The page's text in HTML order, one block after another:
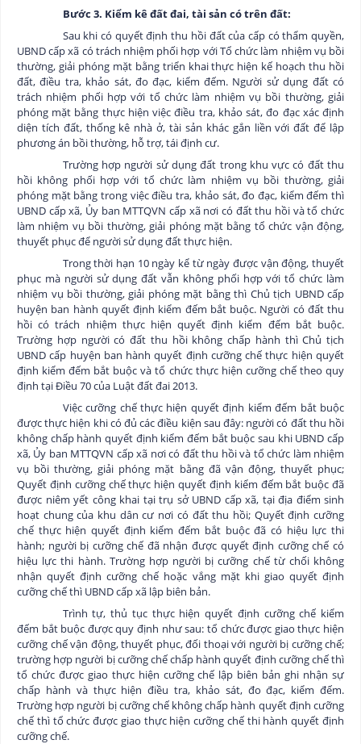
Bước 3. Kiểm kê đất đai, tài sản có trên đất:
Sau khi có quyết định thu hồi đất của cấp có thẩm quyền,
UBND cấp xã có trách nhiệm phối hợp với Tổ chức làm nhiệm vụ bồi
thường, giải phóng mặt bằng triển khai thực hiện kế hoạch thu hồi
đất, điều tra, khảo sát, đo đạc, kiểm đếm. Người sử dụng đất có
trách nhiệm phối hợp với tổ chức làm nhiệm vụ bồi thường, giải
phóng mặt bằng thực hiện việc điều tra, khảo sát, đo đạc xác định
diện tích đất, thống kê nhà ở, tài sản khác gắn liền với đất để lập
phương án bồi thường, hỗ trợ, tái định cư.
Trường hợp người sử dụng đất trong khu vực có đất thu
hồi không phối hợp với tổ chức làm nhiệm vụ bồi thường, giải
phóng mặt bằng trong việc điều tra, khảo sát, đo đạc, kiểm đếm thì
UBND cấp xã, Ủy ban MTTQVN cấp xã nơi có đất thu hồi và tổ chức
làm nhiệm vụ bồi thường, giải phóng mặt bằng tổ chức vận động,
thuyết phục để người sử dụng đất thực hiện.
Trong thời hạn 10 ngày kể từ ngày được vận động, thuyết
phục mà người sử dụng đất vẫn không phối hợp với tổ chức làm
nhiệm vụ bồi thường, giải phóng mặt bằng thì Chủ tịch UBND cấp
huyện ban hành quyết định kiểm đếm bắt buộc. Người có đất thu
hồi có trách nhiệm thực hiện quyết định kiểm đếm bắt buộc.
Trường hợp người có đất thu hồi không chấp hành thì Chủ tịch
UBND cấp huyện ban hành quyết định cưỡng chế thực hiện quyết
định kiểm đếm bắt buộc và tổ chức thực hiện cưỡng chế theo quy
định tại Điều 70 của Luật đất đai 2013.
Việc cưỡng chế thực hiện quyết định kiểm đếm bắt buộc
được thực hiện khi có đủ các điều kiện sau đây: người có đất thu hồi
không chấp hành quyết định kiểm đếm bắt buộc sau khi UBND cấp
xã, Ủy ban MTTQVN cấp xã nơi có đất thu hồi và tổ chức làm nhiệm
vụ bồi thường, giải phóng mặt bằng đã vận động, thuyết phục;
Quyết định cưỡng chế thực hiện quyết định kiểm đếm bắt buộc đã
được niêm yết công khai tại trụ sở UBND cấp xã, tại địa điểm sinh
hoạt chung của khu dân cư nơi có đất thu hồi; Quyết định cưỡng
chế thực hiện quyết định kiểm đếm bắt buộc đã có hiệu lực thi
hành; người bị cưỡng chế đã nhận được quyết định cưỡng chế có
hiệu lực thi hành. Trường hợp người bị cưỡng chế từ chối không
nhận quyết định cưỡng chế hoặc vắng mặt khi giao quyết định
cưỡng chế thì UBND cấp xã lập biên bản.
Trình tự, thủ tục thực hiện quyết định cưỡng chế kiểm
đếm bắt buộc được quy định như sau: tổ chức được giao thực hiện
cưỡng chế vận động, thuyết phục, đối thoại với người bị cưỡng chế;
trường hợp người bị cưỡng chế chấp hành quyết định cưỡng chế thì
tổ chức được giao thực hiện cưỡng chế lập biên bản ghi nhận sự
chấp hành và thực hiện điều tra, khảo sát, đo đạc, kiểm đếm.
Trường hợp người bị cưỡng chế không chấp hành quyết định cưỡng
chế thì tổ chức được giao thực hiện cưỡng chế thi hành quyết định
cưỡng chế.